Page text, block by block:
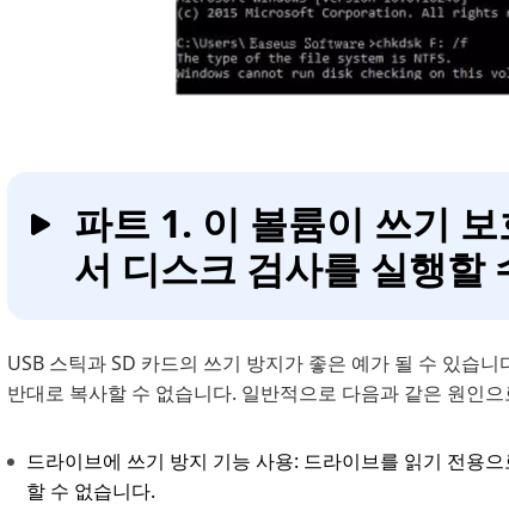
파트 1. 이 볼륨이 쓰기
서 디스크 검사를 실행할
USB 스틱과 SD 카드의 쓰기 방지가 좋은 예가 될 수 있습
반대로 복사할 수 없습니다. 일반적으로 다음과 같은 원인
드라이브에 쓰기 방지 기능 사용: 드라이브를 읽기 전용
할 수 없습니다.